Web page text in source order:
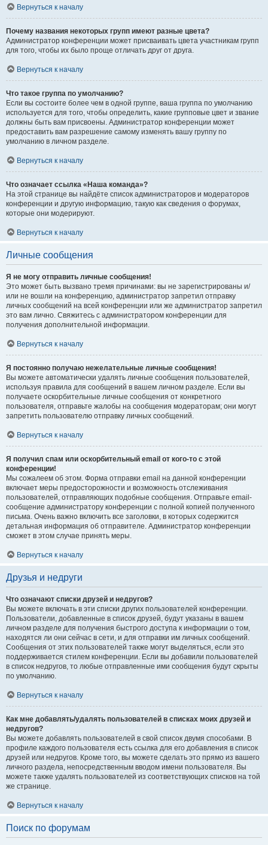
Вернуться к началу
Почему названия некоторых групп имеют разные цвета?
Администратор конференции может присваивать цвета участникам групп
для того, чтобы их было проще отличать друг от друга.
Вернуться к началу
Что такое группа по умолчанию?
Если вы состоите более чем в одной группе, ваша группа по умолчанию
используется для того, чтобы определить, какие групповые цвет и звание
должны быть вам присвоены. Администратор конференции может
предоставить вам разрешение самому изменять вашу группу по
умолчанию в личном разделе.
Вернуться к началу
Что означает ссылка «Наша команда»?
На этой странице вы найдёте список администраторов и модераторов
конференции и другую информацию, такую как сведения о форумах,
которые они модерируют.
Вернуться к началу
Личные сообщения
Я не могу отправить личные сообщения!
Это может быть вызвано тремя причинами: вы не зарегистрированы и/
или не вошли на конференцию, администратор запретил отправку
личных сообщений на всей конференции или же администратор запретил
это вам лично. Свяжитесь с администратором конференции для
получения дополнительной информации.
Вернуться к началу
Я постоянно получаю нежелательные личные сообщения!
Вы можете автоматически удалять личные сообщения пользователей,
используя правила для сообщений в вашем личном разделе. Если вы
получаете оскорбительные личные сообщения от конкретного
пользователя, отправьте жалобы на сообщения модераторам; они могут
запретить пользователю отправку личных сообщений.
Вернуться к началу
Я получил спам или оскорбительный email от кого-то с этой
конференции!
Мы сожалеем об этом. Форма отправки email на данной конференции
включает меры предосторожности и возможность отслеживания
пользователей, отправляющих подобные сообщения. Отправьте email-
сообщение администратору конференции с полной копией полученного
письма. Очень важно включить все заголовки, в которых содержится
детальная информация об отправителе. Администратор конференции
сможет в этом случае принять меры.
Вернуться к началу
Друзья и недруги
Что означают списки друзей и недругов?
Вы можете включать в эти списки других пользователей конференции.
Пользователи, добавленные в список друзей, будут указаны в вашем
личном разделе для получения быстрого доступа к информации о том,
находятся ли они сейчас в сети, и для отправки им личных сообщений.
Сообщения от этих пользователей также могут выделяться, если это
поддерживается стилем конференции. Если вы добавили пользователей
в список недругов, то любые отправленные ими сообщения будут скрыты
по умолчанию.
Вернуться к началу
Как мне добавлять/удалять пользователей в списках моих друзей и
недругов?
Вы можете добавлять пользователей в свой список двумя способами. В
профиле каждого пользователя есть ссылка для его добавления в список
друзей или недругов. Кроме того, вы можете сделать это прямо из вашего
личного раздела, непосредственным вводом имени пользователя. Вы
можете также удалять пользователей из соответствующих списков на той
же странице.
Вернуться к началу
Поиск по форумам